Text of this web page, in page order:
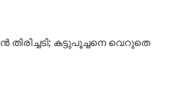
കട്ടുപൂച്ചനെ വെറുതെ